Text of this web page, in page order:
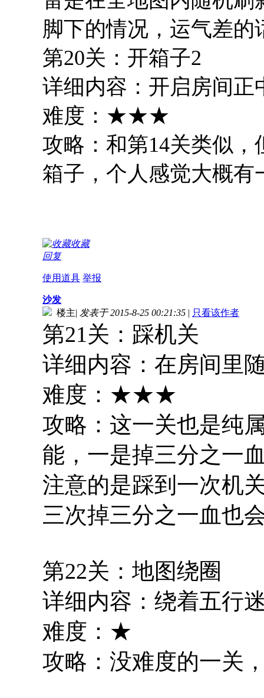
脚下的情况，运气差的
第20关：开箱子2
详细内容：开启房间正
难度：★★★
攻略：和第14关类似
箱子，个人感觉大概
收藏
回复
使用道具 举报
沙发
楼主| 发表于 2015-8-25 00:21:35 | 只看该作者
第21关：踩机关
详细内容：在房间里
难度：★★★
攻略：这一关也是纯
能，一是掉三分之一
注意的是踩到一次机
三次掉三分之一血也
第22关：地图绕圈
详细内容：绕着五行
难度：★
攻略：没难度的一关